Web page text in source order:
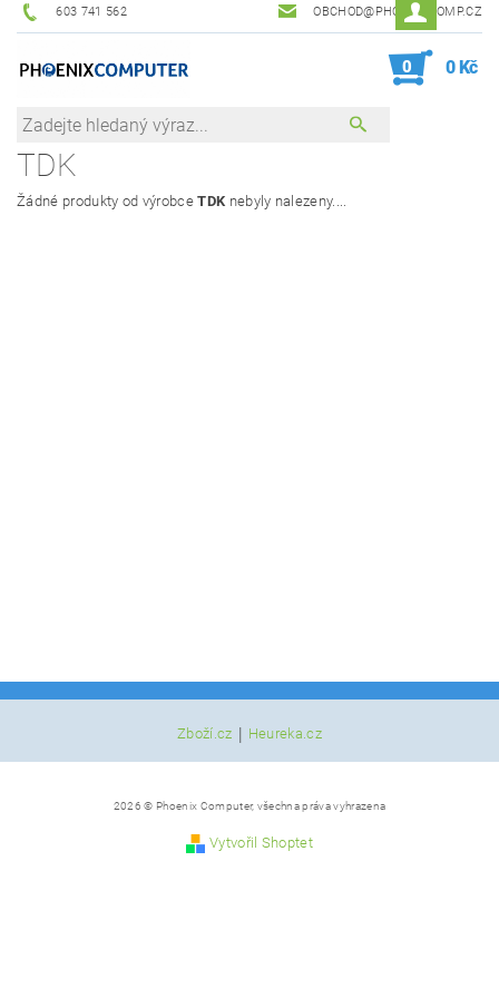
603 741 562 OBCHOD@PHOENIXCOMP.CZ
0 0 Kč
TDK
Žádné produkty od výrobceTDK nebyly nalezeny....
Zboží.cz | Heureka.cz
2026 © Phoenix Computer, všechna práva vyhrazena
Vytvořil Shoptet